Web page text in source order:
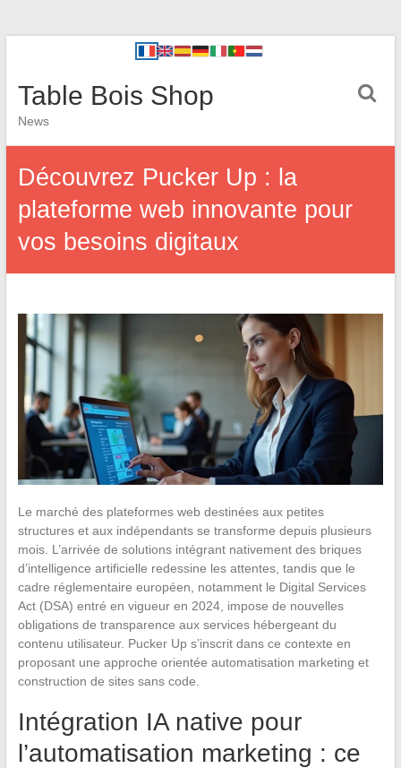
Table Bois Shop
News
Découvrez Pucker Up : la
plateforme web innovante pour
vos besoins digitaux
Le marché des plateformes web destinées aux petites
structures et aux indépendants se transforme depuis plusieurs
mois. L’arrivée de solutions intégrant nativement des briques
d’intelligence artificielle redessine les attentes, tandis que le
cadre réglementaire européen, notamment le Digital Services
Act (DSA) entré en vigueur en 2024, impose de nouvelles
obligations de transparence aux services hébergeant du
contenu utilisateur. Pucker Up s’inscrit dans ce contexte en
proposant une approche orientée automatisation marketing et
construction de sites sans code.
Intégration IA native pour
l’automatisation marketing : ce